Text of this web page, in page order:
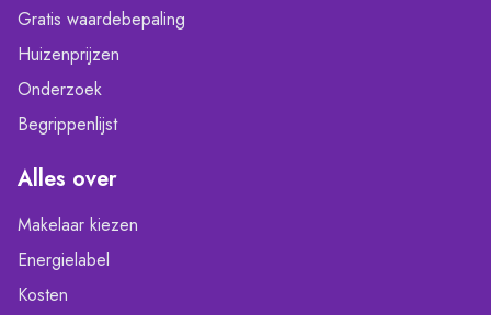
Gratis waardebepaling
Huizenprijzen
Onderzoek
Begrippenlijst
Alles over
Makelaar kiezen
Energielabel
Kosten